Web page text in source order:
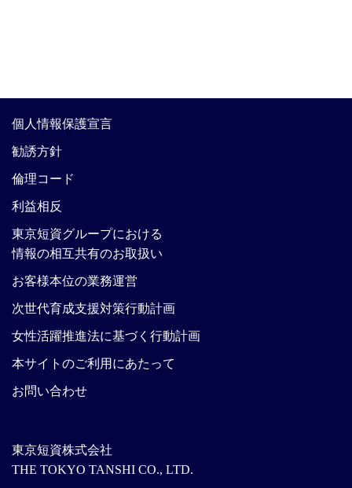
東京短資株式会社
THE TOKYO TANSHI CO., LTD.
個人情報保護宣言
勧誘方針
倫理コード
利益相反
東京短資グループにおける
情報の相互共有のお取扱い
お客様本位の業務運営
次世代育成支援対策行動計画
女性活躍推進法に基づく行動計画
本サイトのご利用にあたって
お問い合わせ